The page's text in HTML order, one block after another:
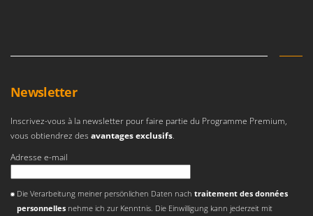
Trev - Abrek - TecnoVIR
Troy-Bilt
U
Udor
Unger
Newsletter
Inscrivez-vous à la newsletter pour faire partie du Programme Premium,
vous obtiendrez des avantages exclusifs.
Adresse e-mail
Die Verarbeitung meiner persönlichen Daten nach traitement des données
personnellesnehme ich zur Kenntnis. Die Einwilligung kann jederzeit mit